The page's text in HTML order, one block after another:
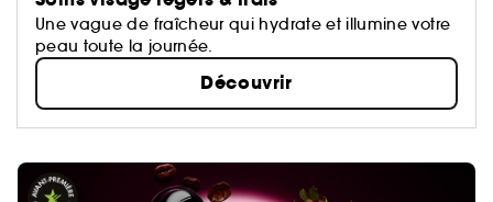
Une vague de fraîcheur qui hydrate et illumine votre
peau toute la journée.
Découvrir